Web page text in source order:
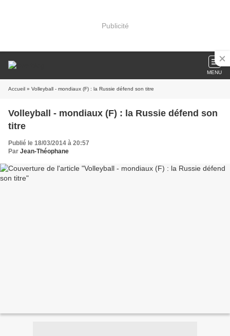
Publicité
MENU
Accueil » Volleyball - mondiaux (F) : la Russie défend son titre
Volleyball - mondiaux (F) : la Russie défend son
titre
Publié le 18/03/2014 à 20:57
Par Jean-Théophane